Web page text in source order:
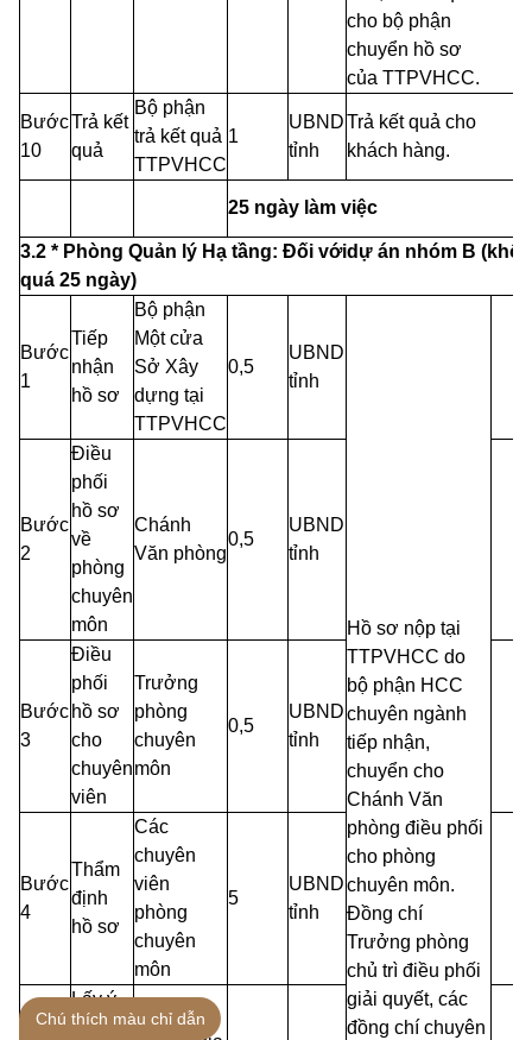
cho bộ phận
chuyển hồ sơ
của TTPVHCC.
Bước
10
Trả kết
quả
Bộ phận
trả kết quả
TTPVHCC
1
UBND
tỉnh
Trả kết quả cho
khách hàng.
25 ngày làm việc
3.2 * Phòng Quản lý Hạ tầng: Đối vớidự án nhóm B
quá 25 ngày)
Bước
1
Tiếp
nhận
hồ sơ
Bộ phận
Một cửa
Sở Xây
dựng tại
TTPVHCC
0,5
UBND
tỉnh
Hồ sơ nộp tại
TTPVHCC do
bộ phận HCC
chuyên ngành
tiếp nhận,
chuyển cho
Chánh Văn
phòng điều phối
cho phòng
chuyên môn.
Đồng chí
Trưởng phòng
chủ trì điều phối
giải quyết, các
đồng chí chuyên
Bước
2
Điều
phối
hồ sơ
về
phòng
chuyên
môn
Chánh
Văn phòng
0,5
UBND
tỉnh
Bước
3
Điều
phối
hồ sơ
cho
chuyên
viên
Trưởng
phòng
chuyên
môn
0,5
UBND
tỉnh
Bước
4
Thẩm
định
hồ sơ
Các
chuyên
viên
phòng
chuyên
môn
5
UBND
tỉnh
Lấy ý
kiến,
Sở,
Chú thích màu chỉ dẫn